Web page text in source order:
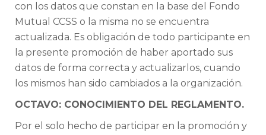
con los datos que constan en la base del Fondo
Mutual CCSS o la misma no se encuentra
actualizada. Es obligación de todo participante en
la presente promoción de haber aportado sus
datos de forma correcta y actualizarlos, cuando
los mismos han sido cambiados a la organización.
OCTAVO: CONOCIMIENTO DEL REGLAMENTO.
Por el solo hecho de participar en la promoción y